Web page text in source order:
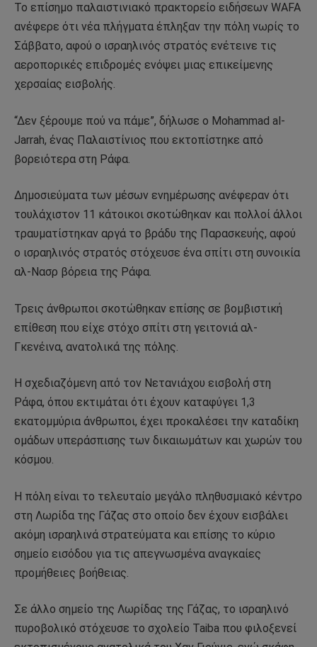
Το επίσημο παλαιστινιακό πρακτορείο ειδήσεων WAFA
ανέφερε ότι νέα πλήγματα έπληξαν την πόλη νωρίς το
Σάββατο, αφού ο ισραηλινός στρατός ενέτεινε τις
αεροπορικές επιδρομές ενόψει μιας επικείμενης
χερσαίας εισβολής.
“Δεν ξέρουμε πού να πάμε”, δήλωσε ο Mohammad al-
Jarrah, ένας Παλαιστίνιος που εκτοπίστηκε από
βορειότερα στη Ράφα.
Δημοσιεύματα των μέσων ενημέρωσης ανέφεραν ότι
τουλάχιστον 11 κάτοικοι σκοτώθηκαν και πολλοί άλλοι
τραυματίστηκαν αργά το βράδυ της Παρασκευής, αφού
ο ισραηλινός στρατός στόχευσε ένα σπίτι στη συνοικία
αλ-Νασρ βόρεια της Ράφα.
Τρεις άνθρωποι σκοτώθηκαν επίσης σε βομβιστική
επίθεση που είχε στόχο σπίτι στη γειτονιά αλ-
Γκενέινα, ανατολικά της πόλης.
Η σχεδιαζόμενη από τον Νετανιάχου εισβολή στη
Ράφα, όπου εκτιμάται ότι έχουν καταφύγει 1,3
εκατομμύρια άνθρωποι, έχει προκαλέσει την καταδίκη
ομάδων υπεράσπισης των δικαιωμάτων και χωρών του
κόσμου.
Η πόλη είναι το τελευταίο μεγάλο πληθυσμιακό κέντρο
στη Λωρίδα της Γάζας στο οποίο δεν έχουν εισβάλει
ακόμη ισραηλινά στρατεύματα και επίσης το κύριο
σημείο εισόδου για τις απεγνωσμένα αναγκαίες
προμήθειες βοήθειας.
Σε άλλο σημείο της Λωρίδας της Γάζας, το ισραηλινό
πυροβολικό στόχευσε το σχολείο Taiba που φιλοξενεί